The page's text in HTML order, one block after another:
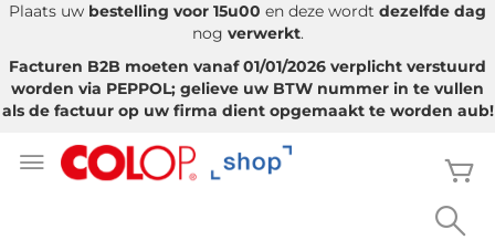
Plaats uw bestelling voor 15u00 en deze wordt dezelfde dag
nog verwerkt.
Facturen B2B moeten vanaf 01/01/2026 verplicht verstuurd
worden via PEPPOL; gelieve uw BTW nummer in te vullen
als de factuur op uw firma dient opgemaakt te worden aub!
naar